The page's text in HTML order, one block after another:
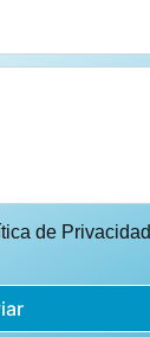
de Privacidad